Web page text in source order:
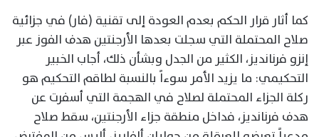
كما أثار قرار الحكم بعدم العودة إلى تقنية (فار) في جزائية
صلاح المحتملة التي سجلت بعدها الأرجنتين هدف الفوز عبر
إنزو فرنانديز، الكثير من الجدل وبشأن ذلك، أجاب الخبير
التحكيمي: ما يزيد الأمر سوءاً بالنسبة لطاقم التحكيم هو
ركلة الجزاء المحتملة لصلاح في الهجمة التي أسفرت عن
هدف فرنانديز، فداخل منطقة جزاء الأرجنتين، سقط صلاح